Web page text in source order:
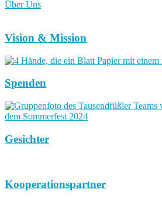
Über Uns
Vision & Mission
Spenden
Gesichter
Kooperationspartner